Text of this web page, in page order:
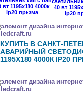
КУПИТЬ В САНКТ-
АВАРИЙНЫЙ
1195X180 4000К IP20